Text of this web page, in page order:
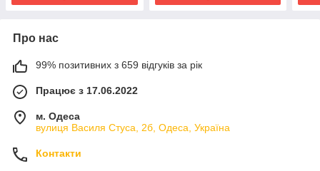
Про нас
99% позитивних з 659 відгуків за рік
Працює з 17.06.2022
м. Одеса
вулиця Василя Стуса, 2б, Одеса, Україна
Контакти